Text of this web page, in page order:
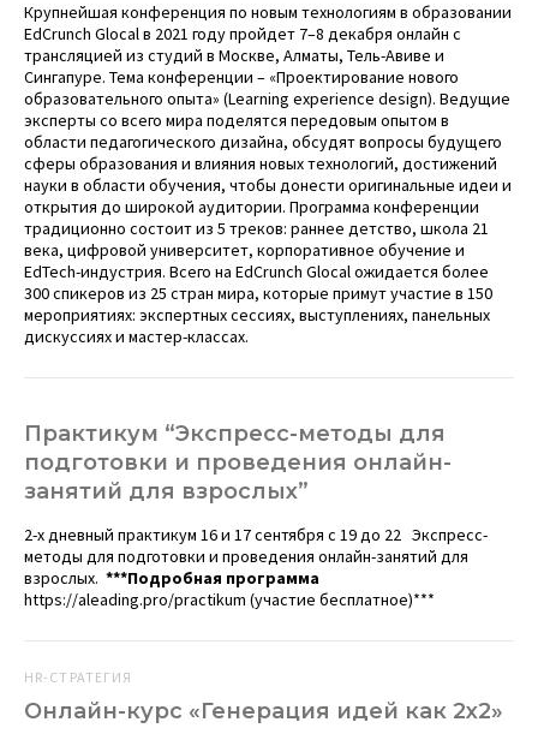
Крупнейшая конференция по новым технологиям в образовании
EdCrunch Glocal в 2021 году пройдет 7–8 декабря онлайн с
трансляцией из студий в Москве, Алматы, Тель-Авиве и
Сингапуре. Тема конференции – «Проектирование нового
образовательного опыта» (Learning experience design). Ведущие
эксперты со всего мира поделятся передовым опытом в
области педагогического дизайна, обсудят вопросы будущего
сферы образования и влияния новых технологий, достижений
науки в области обучения, чтобы донести оригинальные идеи и
открытия до широкой аудитории. Программа конференции
традиционно состоит из 5 треков: раннее детство, школа 21
века, цифровой университет, корпоративное обучение и
EdTech-индустрия. Всего на EdCrunch Glocal ожидается более
300 спикеров из 25 стран мира, которые примут участие в 150
мероприятиях: экспертных сессиях, выступлениях, панельных
дискуссиях и мастер-классах.
Практикум “Экспресс-методы для
подготовки и проведения онлайн-
занятий для взрослых”
2-х дневный практикум 16 и 17 сентября с 19 до 22 Экспресс-
методы для подготовки и проведения онлайн-занятий для
взрослых. ***Подробная программа
https://aleading.pro/practikum (участие бесплатное)***
HR-СТРАТЕГИЯ
Онлайн-курс «Генерация идей как 2х2»